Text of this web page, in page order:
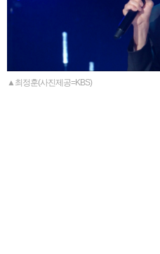
▲최정훈(사진제공=KBS)